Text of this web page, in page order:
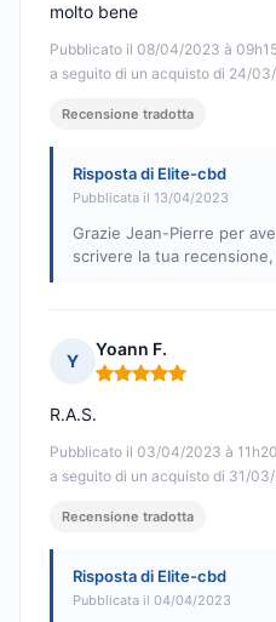
Pubblicato il 08/04/2023 à
a seguito di un acquisto di 24/
molto bene
Recensione tradotta
Risposta di Elite-cbd
Pubblicata il 13/04/2023
Grazie Jean-Pierre per
scrivere la tua recensione,
Y
Yoann F.
Nota: 5 su 5
Pubblicato il 03/04/2023 à 11h20
a seguito di un acquisto di 31/
R.A.S.
Recensione tradotta
Risposta di Elite-cbd
Pubblicata il 04/04/2023